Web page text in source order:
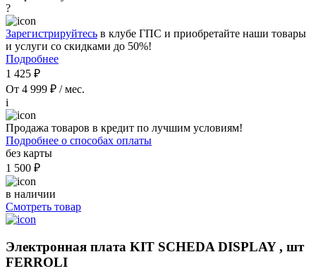
?
Зарегистрируйтесь в клубе ГПС и приобретайте наши товары
и услуги со скидками до 50%!
Подробнее
1 425 ₽
От 4 999 ₽ / мес.
i
Продажа товаров в кредит по лучшим условиям!
Подробнее о способах оплаты
без карты
1 500 ₽
в наличии
Смотреть товар
Электронная плата KIT SCHEDA DISPLAY , шт
FERROLI